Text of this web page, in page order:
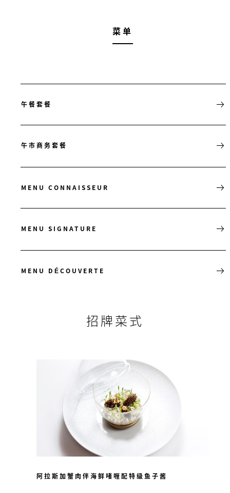
菜单
午餐套餐
午市商务套餐
MENU CONNAISSEUR
MENU SIGNATURE
MENU DÉCOUVERTE
招牌菜式
阿拉斯加蟹肉伴海鲜啫喱配特级鱼子酱